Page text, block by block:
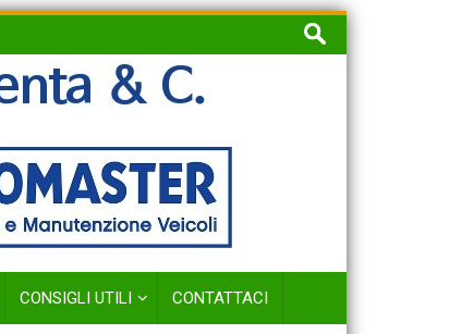
Ricerca
per:
CONSIGLI UTILI CONTATTACI